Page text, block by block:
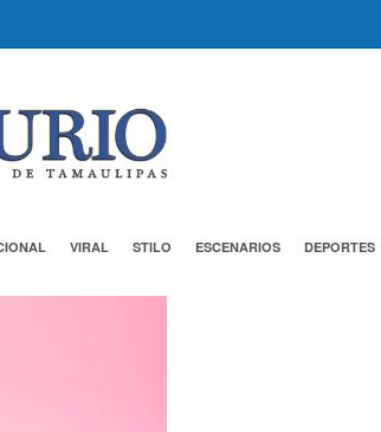
VIRAL STILO ESCENARIOS DEPORTES